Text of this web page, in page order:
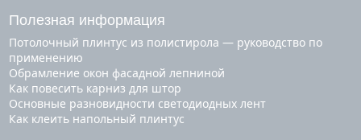
Полезная информация
Потолочный плинтус из полистирола — руководство по
применению
Обрамление окон фасадной лепниной
Как повесить карниз для штор
Основные разновидности светодиодных лент
Как клеить напольный плинтус